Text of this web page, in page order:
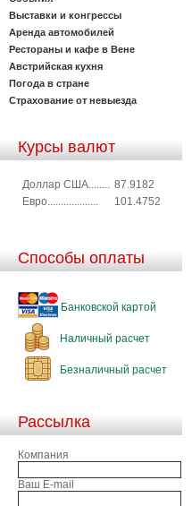
Выставки и конгрессы
Аренда автомобилей
Рестораны и кафе в Вене
Австрийская кухня
Погода в стране
Страхование от невыезда
Курсы валют
Доллар США........ 87.9182
Евро...................
101.4752
Способы оплаты
Банковской картой
Наличный расчет
Безналичный расчет
Рассылка
Компания
Ваш E-mail